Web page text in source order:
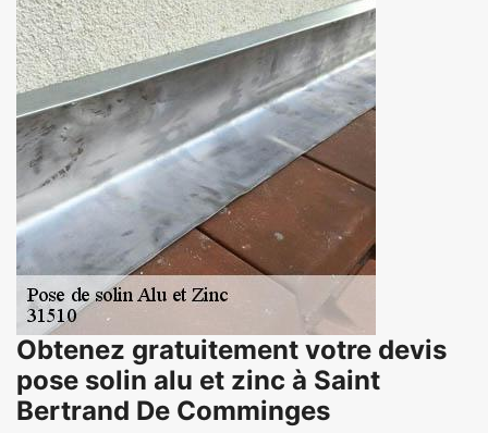
Obtenez gratuitement votre devis
pose solin alu et zinc à Saint
Bertrand De Comminges